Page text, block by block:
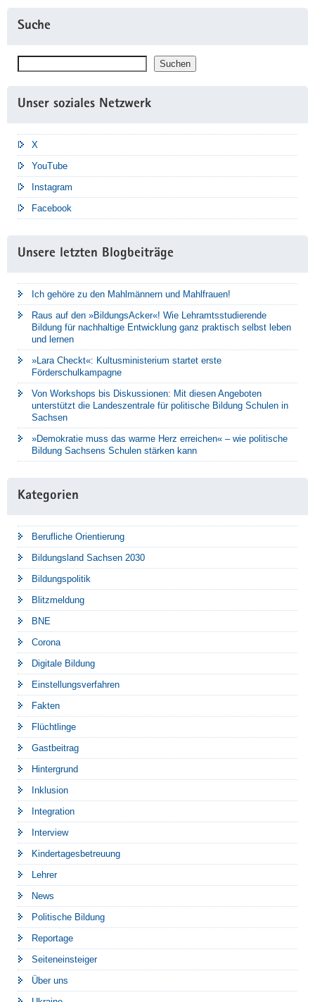
Suche
Suchen
Unser soziales Netzwerk
X
YouTube
Instagram
Facebook
Unsere letzten Blogbeiträge
Ich gehöre zu den Mahlmännern und Mahlfrauen!
Raus auf den »BildungsAcker«! Wie Lehramtsstudierende
Bildung für nachhaltige Entwicklung ganz praktisch selbst leben
und lernen
»Lara Checkt«: Kultusministerium startet erste
Förderschulkampagne
Von Workshops bis Diskussionen: Mit diesen Angeboten
unterstützt die Landeszentrale für politische Bildung Schulen in
Sachsen
»Demokratie muss das warme Herz erreichen« – wie politische
Bildung Sachsens Schulen stärken kann
Kategorien
Berufliche Orientierung
Bildungsland Sachsen 2030
Bildungspolitik
Blitzmeldung
BNE
Corona
Digitale Bildung
Einstellungsverfahren
Fakten
Flüchtlinge
Gastbeitrag
Hintergrund
Inklusion
Integration
Interview
Kindertagesbetreuung
Lehrer
News
Politische Bildung
Reportage
Seiteneinsteiger
Über uns